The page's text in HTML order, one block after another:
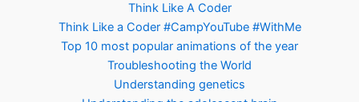
Think Like A Coder
Think Like a Coder #CampYouTube #WithMe
Top 10 most popular animations of the year
Troubleshooting the World
Understanding genetics